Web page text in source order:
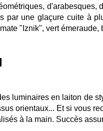
d'arabesques,
par une glaçure cuite à
"Iznik", vert émeraude,
luminaires en laiton de
orientaux... Et si vous
à la main. Succès